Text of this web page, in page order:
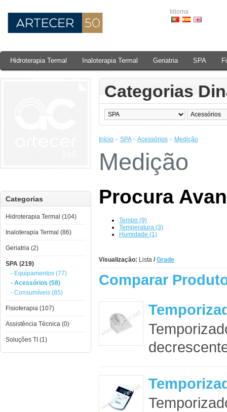
Idioma
Hidroterapia Termal Inaloterapia Termal Geriatria SPA
Categorias
Hidroterapia Termal (104)
Inaloterapia Termal (86)
Geriatria (2)
SPA (219)
- Equipamentos (77)
- Acessórios (58)
- Consumíveis (85)
Fisioterapia (107)
Assistência Técnica (0)
Soluções TI (1)
Categorias
Início » SPA» Acessórios » Medição
Medição
Procura
Tempo (9)
Temperatura (3)
Humidade (1)
Visualização: Lista / Grade
Comparar